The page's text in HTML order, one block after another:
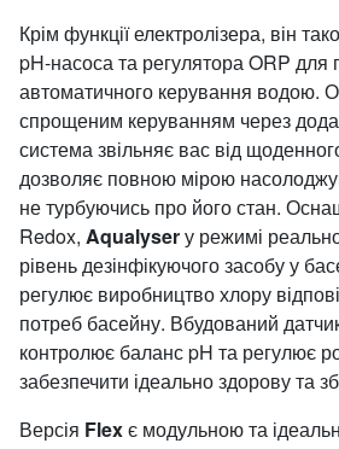
Крім функції електролізера, він
pH-насоса та регулятора ORP для
автоматичного керування водою.
спрощеним керуванням через
система звільняє вас від
дозволяє повною мірою
не турбуючись про його стан.
Redox, Aqualyserу режимі
рівень дезінфікуючого засобу у
регулює виробництво хлору
потреб басейну. Вбудований
контролює баланс pH та регулює
забезпечити ідеально здорову та
Версія Flexє модульною та